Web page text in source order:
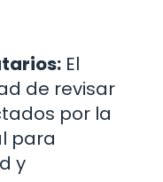
El
de revisar
por la
para
y